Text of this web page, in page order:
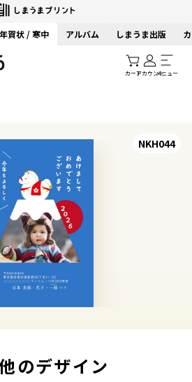
年賀状 / 寒中 アルバム しまうま出版
カートアカウントメニュー
NKH044
のデザイン